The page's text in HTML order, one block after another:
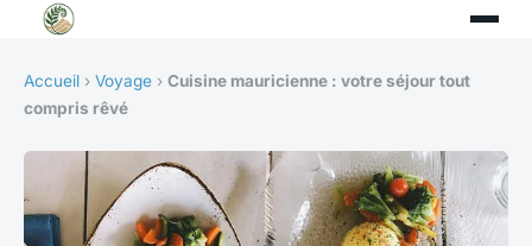
Accueil › Voyage › Cuisine mauricienne : votre séjour tout
compris rêvé